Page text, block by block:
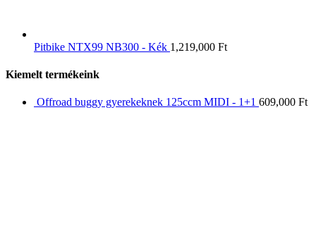
Pitbike NTX99 NB300 - Kék 1,219,000 Ft
Kiemelt termékeink
Offroad buggy gyerekeknek 125ccm MIDI - 1+1 609,000 Ft